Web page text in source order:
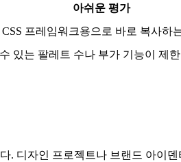
아쉬운 평가
프레임워크용으로 바로 복사하
있는 팔레트 수나 부가 기능이 제
디자인 프로젝트나 브랜드 아이